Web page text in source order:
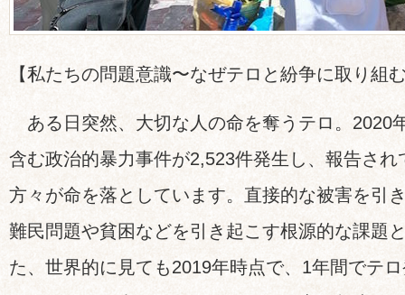
【私たちの問題意識〜なぜテロと紛争に取り組
ある日突然、大切な人の命を奪うテロ。2020
含む政治的暴力事件が2,523件発生し、報告さ
方々が命を落としています。直接的な被害を引
難民問題や貧困などを引き起こす根源的な課題
た、世界的に見ても2019年時点で、1年間でテ